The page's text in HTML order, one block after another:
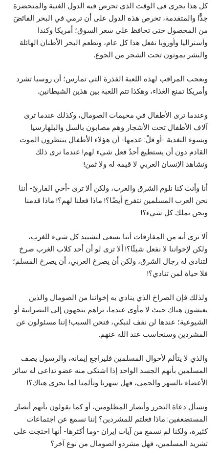
كل هذا يجري في الوقت الذي تحرص فيه الدول الغنية والمتحضرة
جدًّا والمتقدمة، تحرص هذه الدول على أن ترمي في البحر الفائضَ
من المحصول حتى تحافظ على سعر السوق؛ أمريكا وكندا
وأستراليا وأوروبا تفعل هذا كل عام، وتطعم البحر الأطنان الهائلة
والبشر يموتون تحت الشجر من الجوع.
ويعجب المراقب لهذه اللعبة القذرة التي تمارس؛ أن روسيا تشرد
وأمريكا تمنع الغذاء، وهكذا تتم اللعبة بين هذين الشيطانين.
وعندما ترى الأطفال في مخيمات الصومال، وكذلك عندما ترى
آلاف الأطفال تحت الأشجار وهم مصابون بالسل والبلهارسيا
وبسوء التغذية -أو قلْ: عدمها- أن هؤلاء الأطفال ينتظرون الموت
القادم دون أن يستطيع أحدٌ فعل شيء لهم! عندما نرى ذلك
ونشاهد الإنسان العربي لا قيمة له ولا ثمن!
أنا وأنت كنا نلوم الشرق والغرب، ولكن ألا ترى -أخي القارئ- أننا
نحن العرب المسلمين نتفرج أيضًا؟! ماذا فعلنا لهم؟! ماذا قدمنا
ونحن نملك كل شيء؟!
ألا ترى أنه من المفارقات أننا نسعى لتشييد كل شيء للغرب،
ولكن لإخواننا لا نفعل شيئًا؟! ألا ترى لو أن أحد كلاب الغرب صرخ
لتنادى له رجال الشرق، ولكن أن يصرخ العربي، أن يصرخ المسلم؛
فلا حياة لمن تنادي؟!
ولذلك فإن الصراخ الذي ينادي به إخواننا من الصومال والذين
يعيشون هناك حيث لا مأوى عندما، نراهم يتجهون إلى النصرانية أو
الشيوعية؛ عندها لن نقف لنبكي، فنحن السبب! إننا مسئولون عن
المشردين وسنحاسب عند الله عنهم.
والذي لا يتألم لأحوال المسلمين فليراجع إيمانه، والرسول يصف
المسلمين بأنهم الجسد الواحد إذا اشتكى منه عضو تداعى له سائر
الأعضاء بالسهر والحمى، فهل سهرنا وتألمنا لما يجري هناك؟!
ونسأل دعاة التحرر وأنصار المظلومين، أو كما يقولون بأنهم أنصار
المستضعفين: ماذا فعلتم للمشردين؟ إننا نسمع عن اجتماعات
كثيرة، ولكنا لم نسمع من آيات إيران -وما أكثرها- أنها احتجت على
تشريد المسلمين، فهل مشردو الصومال من نوع آخر؟